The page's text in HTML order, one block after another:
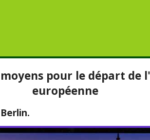
pour le départ de
européenne